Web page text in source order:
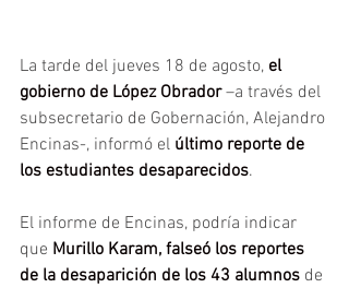
La tarde del jueves 18 de agosto, el
gobierno de López Obrador –a través del
subsecretario de Gobernación, Alejandro
Encinas-, informó el último reporte de
los estudiantes desaparecidos.
El informe de Encinas, podría indicar
que Murillo Karam, falseó los reportes
de la desaparición de los 43 alumnos de